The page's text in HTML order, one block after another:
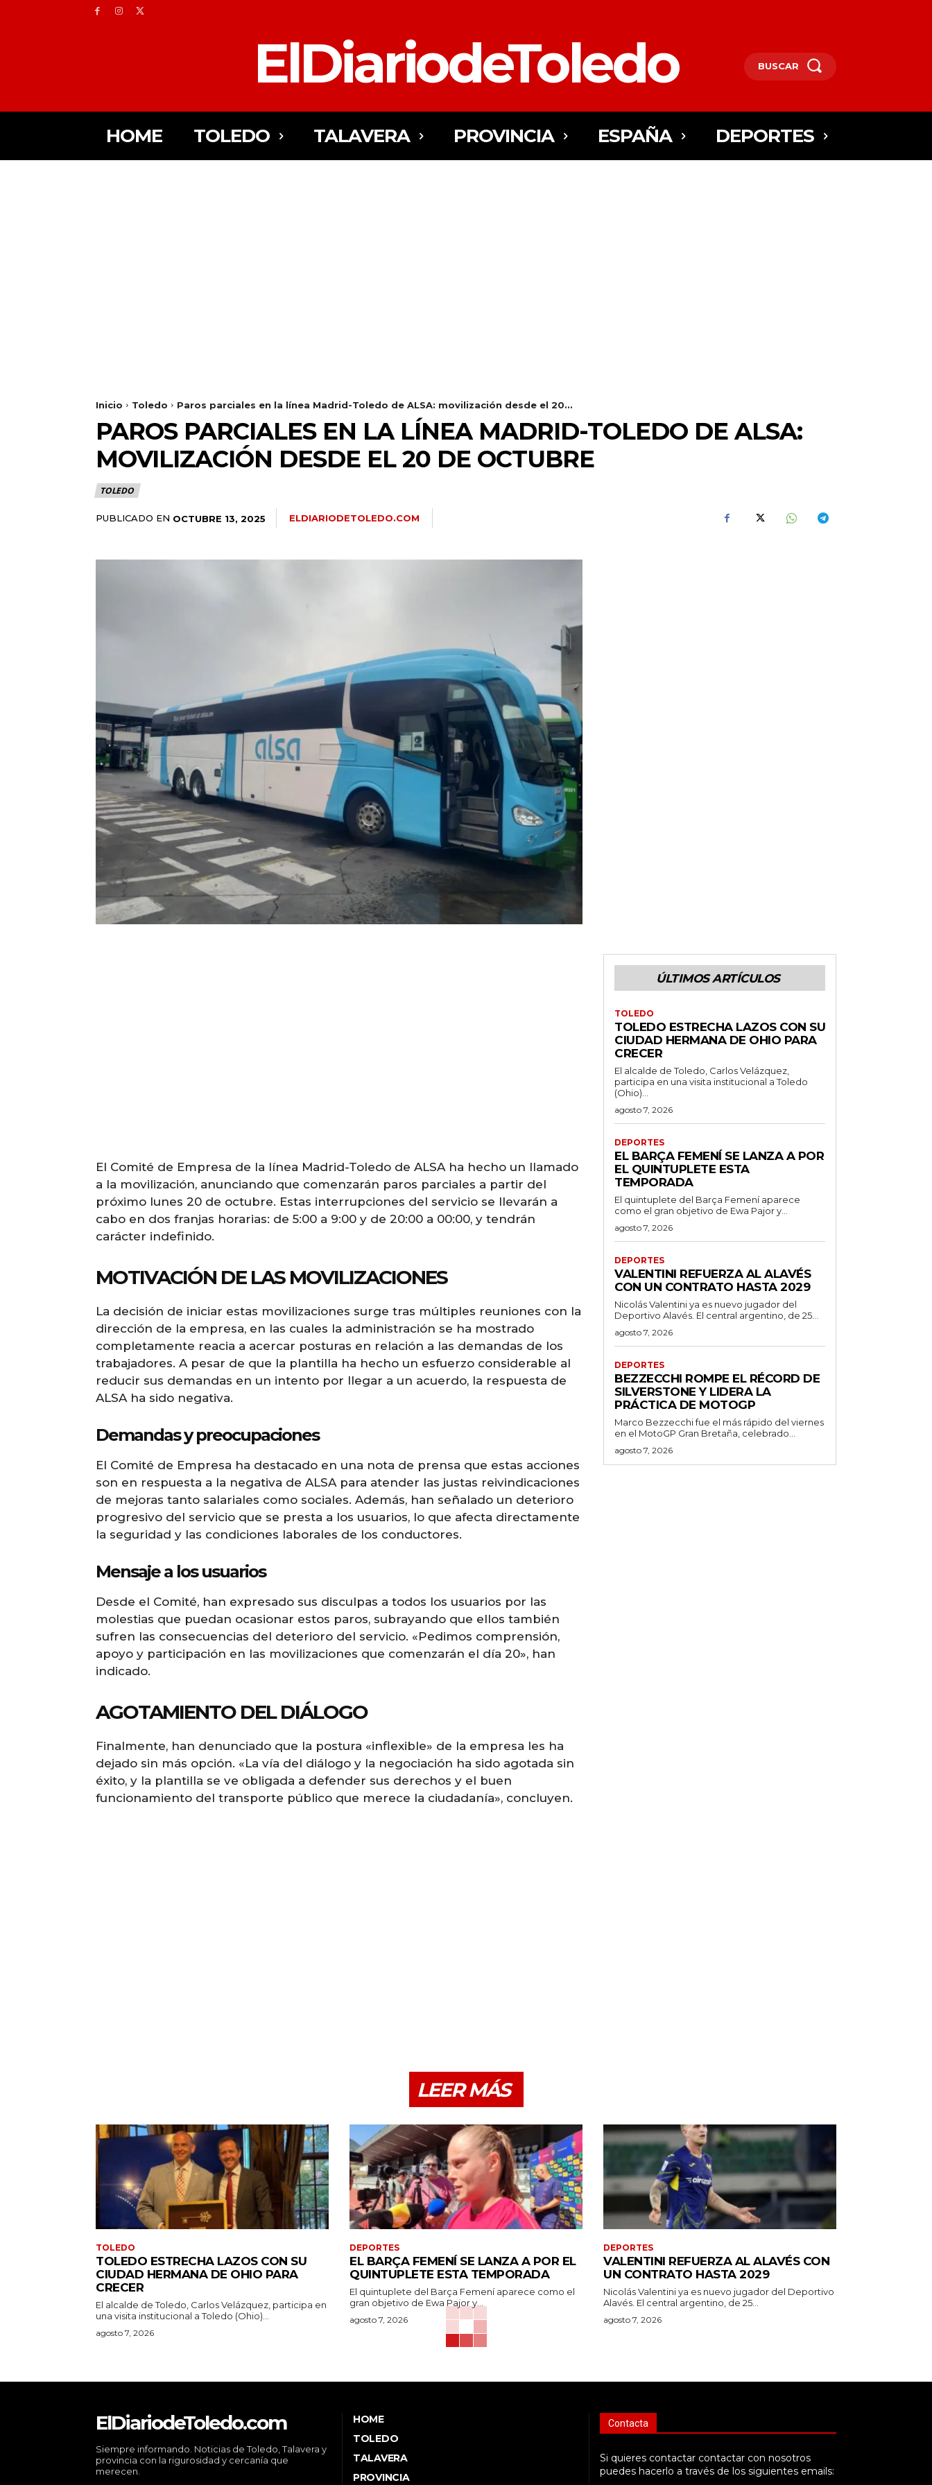
ElDiariodeToledo BUSCAR
HOME TOLEDO TALAVERA PROVINCIA ESPAÑA DEPORTES
Inicio Toledo Paros parciales en la línea Madrid-Toledo de ALSA: movilización desde el 20...
PAROS PARCIALES EN LA LÍNEA MADRID-TOLEDO DE ALSA:
MOVILIZACIÓN DESDE EL 20 DE OCTUBRE
TOLEDO
PUBLICADO EN OCTUBRE 13, 2025 ELDIARIODETOLEDO.COM
El Comité de Empresa de la línea Madrid-Toledo de ALSA ha hecho un llamado
a la movilización, anunciando que comenzarán paros parciales a partir del
próximo lunes 20 de octubre. Estas interrupciones del servicio se llevarán a
cabo en dos franjas horarias: de 5:00 a 9:00 y de 20:00 a 00:00, y tendrán
carácter indefinido.
MOTIVACIÓN DE LAS MOVILIZACIONES
La decisión de iniciar estas movilizaciones surge tras múltiples reuniones con la
dirección de la empresa, en las cuales la administración se ha mostrado
completamente reacia a acercar posturas en relación a las demandas de los
trabajadores. A pesar de que la plantilla ha hecho un esfuerzo considerable al
reducir sus demandas en un intento por llegar a un acuerdo, la respuesta de
ALSA ha sido negativa.
Demandas y preocupaciones
El Comité de Empresa ha destacado en una nota de prensa que estas acciones
son en respuesta a la negativa de ALSA para atender las justas reivindicaciones
de mejoras tanto salariales como sociales. Además, han señalado un deterioro
progresivo del servicio que se presta a los usuarios, lo que afecta directamente
la seguridad y las condiciones laborales de los conductores.
Mensaje a los usuarios
Desde el Comité, han expresado sus disculpas a todos los usuarios por las
molestias que puedan ocasionar estos paros, subrayando que ellos también
sufren las consecuencias del deterioro del servicio. «Pedimos comprensión,
apoyo y participación en las movilizaciones que comenzarán el día 20», han
indicado.
AGOTAMIENTO DEL DIÁLOGO
Finalmente, han denunciado que la postura «inflexible» de la empresa les ha
dejado sin más opción. «La vía del diálogo y la negociación ha sido agotada sin
éxito, y la plantilla se ve obligada a defender sus derechos y el buen
funcionamiento del transporte público que merece la ciudadanía», concluyen.
ÚLTIMOS ARTÍCULOS
TOLEDO
TOLEDO ESTRECHA LAZOS CON SU
CIUDAD HERMANA DE OHIO PARA
CRECER
El alcalde de Toledo, Carlos Velázquez,
participa en una visita institucional a Toledo
(Ohio)...
agosto 7, 2026
DEPORTES
EL BARÇA FEMENÍ SE LANZA A POR
EL QUINTUPLETE ESTA
TEMPORADA
El quintuplete del Barça Femení aparece
como el gran objetivo de Ewa Pajor y...
agosto 7, 2026
DEPORTES
VALENTINI REFUERZA AL ALAVÉS
CON UN CONTRATO HASTA 2029
Nicolás Valentini ya es nuevo jugador del
Deportivo Alavés. El central argentino, de 25...
agosto 7, 2026
DEPORTES
BEZZECCHI ROMPE EL RÉCORD DE
SILVERSTONE Y LIDERA LA
PRÁCTICA DE MOTOGP
Marco Bezzecchi fue el más rápido del viernes
en el MotoGP Gran Bretaña, celebrado...
agosto 7, 2026
LEER MÁS
TOLEDO
TOLEDO ESTRECHA LAZOS CON SU
CIUDAD HERMANA DE OHIO PARA
CRECER
El alcalde de Toledo, Carlos Velázquez, participa en
una visita institucional a Toledo (Ohio)...
agosto 7, 2026
DEPORTES
EL BARÇA FEMENÍ SE LANZA A POR EL
QUINTUPLETE ESTA TEMPORADA
El quintuplete del Barça Femení aparece como el
gran objetivo de Ewa Pajor y...
agosto 7, 2026
DEPORTES
VALENTINI REFUERZA AL ALAVÉS CON
UN CONTRATO HASTA 2029
Nicolás Valentini ya es nuevo jugador del Deportivo
Alavés. El central argentino, de 25...
agosto 7, 2026
ElDiariodeToledo.com
Siempre informando. Noticias de Toledo, Talavera y
provincia con la rigurosidad y cercanía que
merecen.
HOME
TOLEDO
TALAVERA
PROVINCIA
Contacta
Si quieres contactar contactar con nosotros
puedes hacerlo a través de los siguientes emails: